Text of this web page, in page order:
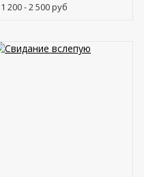
1 200 - 2 500руб